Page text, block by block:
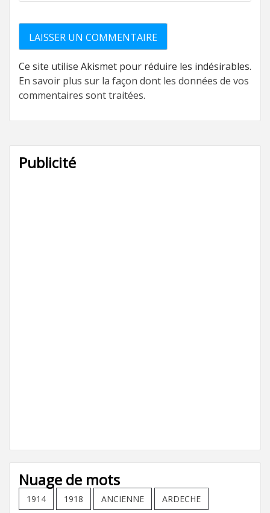
Ce site utilise Akismet pour réduire les indésirables.
En savoir plus sur la façon dont les données de vos
commentaires sont traitées.
Publicité
Nuage de mots
1914 1918 ANCIENNE ARDECHE